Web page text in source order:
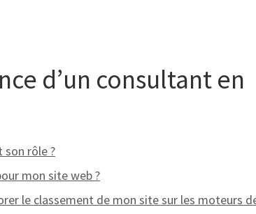
d’un consultant en
son rôle ?
mon site web ?
le classement de mon site sur les moteurs